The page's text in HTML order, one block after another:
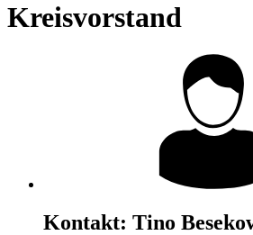
Kreisvorstand
Kontakt: Tino